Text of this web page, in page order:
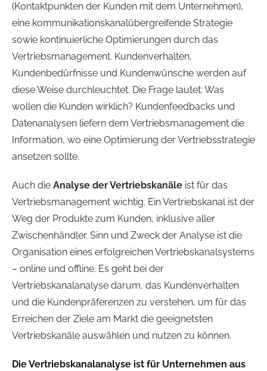
(Kontaktpunkten der Kunden mit dem Unternehmen),
eine kommunikationskanalübergreifende Strategie
sowie kontinuierliche Optimierungen durch das
Vertriebsmanagement. Kundenverhalten,
Kundenbedürfnisse und Kundenwünsche werden auf
diese Weise durchleuchtet. Die Frage lautet: Was
wollen die Kunden wirklich? Kundenfeedbacks und
Datenanalysen liefern dem Vertriebsmanagement die
Information, wo eine Optimierung der Vertriebsstrategie
ansetzen sollte.
Auch die Analyse der Vertriebskanäle ist für das
Vertriebsmanagement wichtig. Ein Vertriebskanal ist der
Weg der Produkte zum Kunden, inklusive aller
Zwischenhändler. Sinn und Zweck der Analyse ist die
Organisation eines erfolgreichen Vertriebskanalsystems
– online und offline. Es geht bei der
Vertriebskanalanalyse darum, das Kundenverhalten
und die Kundenpräferenzen zu verstehen, um für das
Erreichen der Ziele am Markt die geeignetsten
Vertriebskanäle auswählen und nutzen zu können.
Die Vertriebskanalanalyse ist für Unternehmen aus